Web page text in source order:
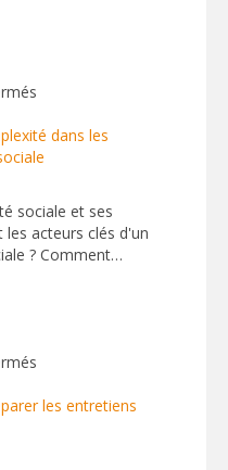
sociale et ses
les acteurs clés d'un
? Comment…